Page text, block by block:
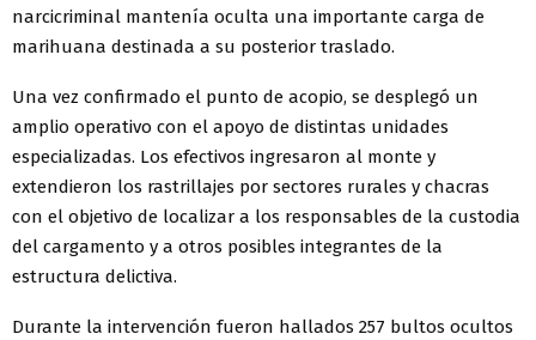
narcicriminal mantenía oculta una importante carga de
marihuana destinada a su posterior traslado.
Una vez confirmado el punto de acopio, se desplegó un
amplio operativo con el apoyo de distintas unidades
especializadas. Los efectivos ingresaron al monte y
extendieron los rastrillajes por sectores rurales y chacras
con el objetivo de localizar a los responsables de la custodia
del cargamento y a otros posibles integrantes de la
estructura delictiva.
Durante la intervención fueron hallados 257 bultos ocultos